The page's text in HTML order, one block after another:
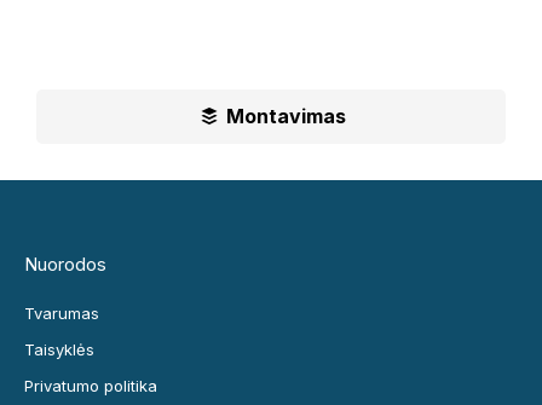
Montavimas
Nuorodos
Tvarumas
Taisyklės
Privatumo politika